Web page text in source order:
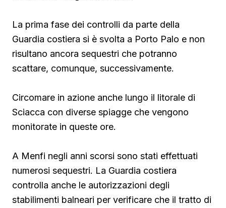
La prima fase dei controlli da parte della
Guardia costiera si è svolta a Porto Palo e non
risultano ancora sequestri che potranno
scattare, comunque, successivamente.
Circomare in azione anche lungo il litorale di
Sciacca con diverse spiagge che vengono
monitorate in queste ore.
A Menfi negli anni scorsi sono stati effettuati
numerosi sequestri. La Guardia costiera
controlla anche le autorizzazioni degli
stabilimenti balneari per verificare che il tratto di